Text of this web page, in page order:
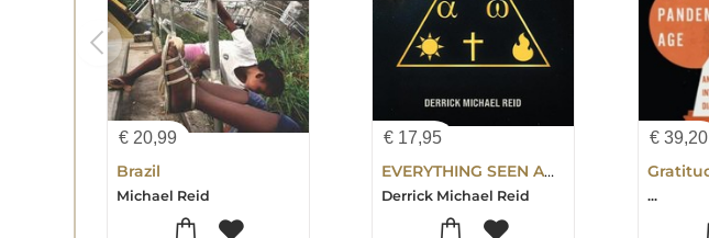
€ 20,99
Brazil
Michael Reid
€ 17,95
EVERYTHING SEEN AND UNSEEN
Derrick Michael Reid
€39,20
...